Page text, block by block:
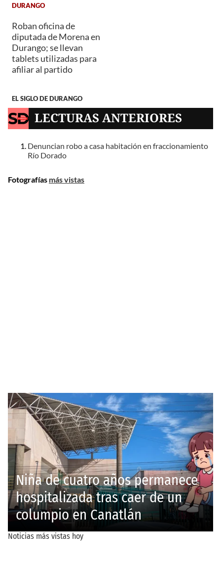
DURANGO
Roban oficina de
diputada de Morena en
Durango; se llevan
tablets utilizadas para
afiliar al partido
EL SIGLO DE DURANGO
LECTURAS ANTERIORES
Denuncian robo a casa habitación en fraccionamiento
Río Dorado
Fotografías más vistas